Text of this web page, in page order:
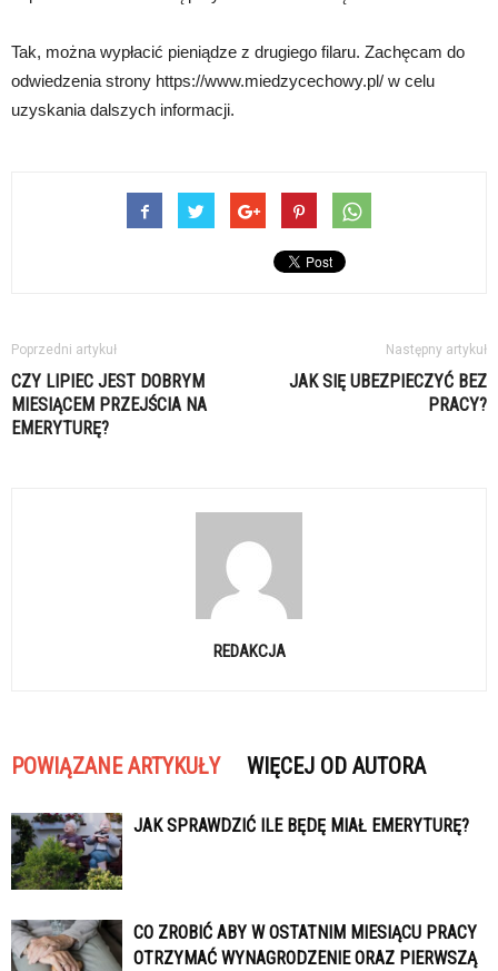
Tak, można wypłacić pieniądze z drugiego filaru. Zachęcam do
odwiedzenia strony https://www.miedzycechowy.pl/ w celu
uzyskania dalszych informacji.
Poprzedni artykuł
CZY LIPIEC JEST DOBRYM
MIESIĄCEM PRZEJŚCIA NA
EMERYTURĘ?
Następny artykuł
JAK SIĘ UBEZPIECZYĆ BEZ
PRACY?
REDAKCJA
POWIĄZANE ARTYKUŁY WIĘCEJ OD AUTORA
JAK SPRAWDZIĆ ILE BĘDĘ MIAŁ EMERYTURĘ?
CO ZROBIĆ ABY W OSTATNIM MIESIĄCU PRACY
OTRZYMAĆ WYNAGRODZENIE ORAZ PIERWSZĄ